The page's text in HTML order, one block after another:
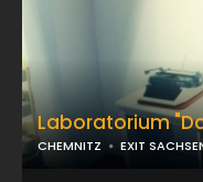
Laboratorium
CHEMNITZ EXIT